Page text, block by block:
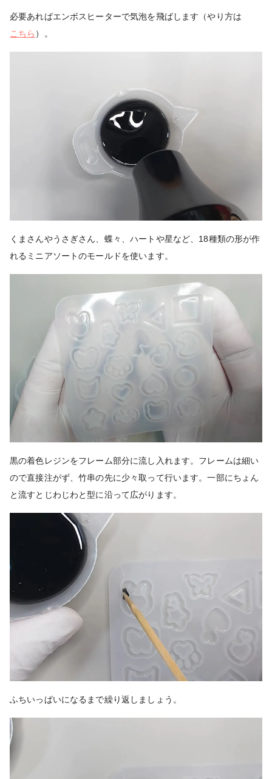
必要あればエンボスヒーターで気泡を飛ばします（やり方は
こちら ）。
くまさんやうさぎさん、蝶々、ハートや星など、18種類の形が作
れるミニアソートのモールドを使います。
黒の着色レジンをフレーム部分に流し入れます。フレームは細い
ので直接注がず、竹串の先に少々取って行います。一部にちょん
と流すとじわじわと型に沿って広がります。
ふちいっぱいになるまで繰り返しましょう。